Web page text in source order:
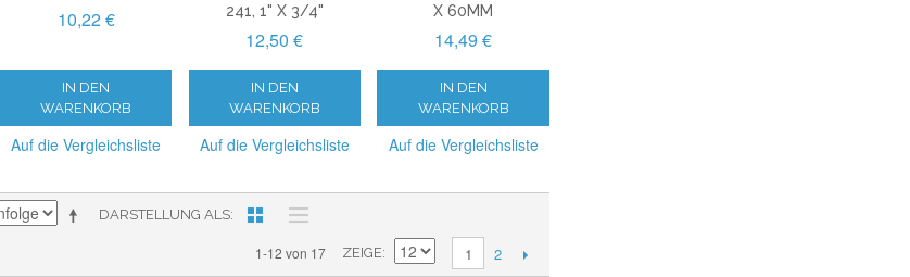
10,22 €
IN DEN
WARENKORB
Auf die Vergleichsliste
41, 1" X 3/4"
12,50 €
IN DEN
WARENKORB
Auf die Vergleichsliste
60MM
14,49 €
IN DEN
WARENKORB
Auf die Vergleichsliste
DARSTELLUNG ALS
1-12 von 17 ZEIGE 1 2